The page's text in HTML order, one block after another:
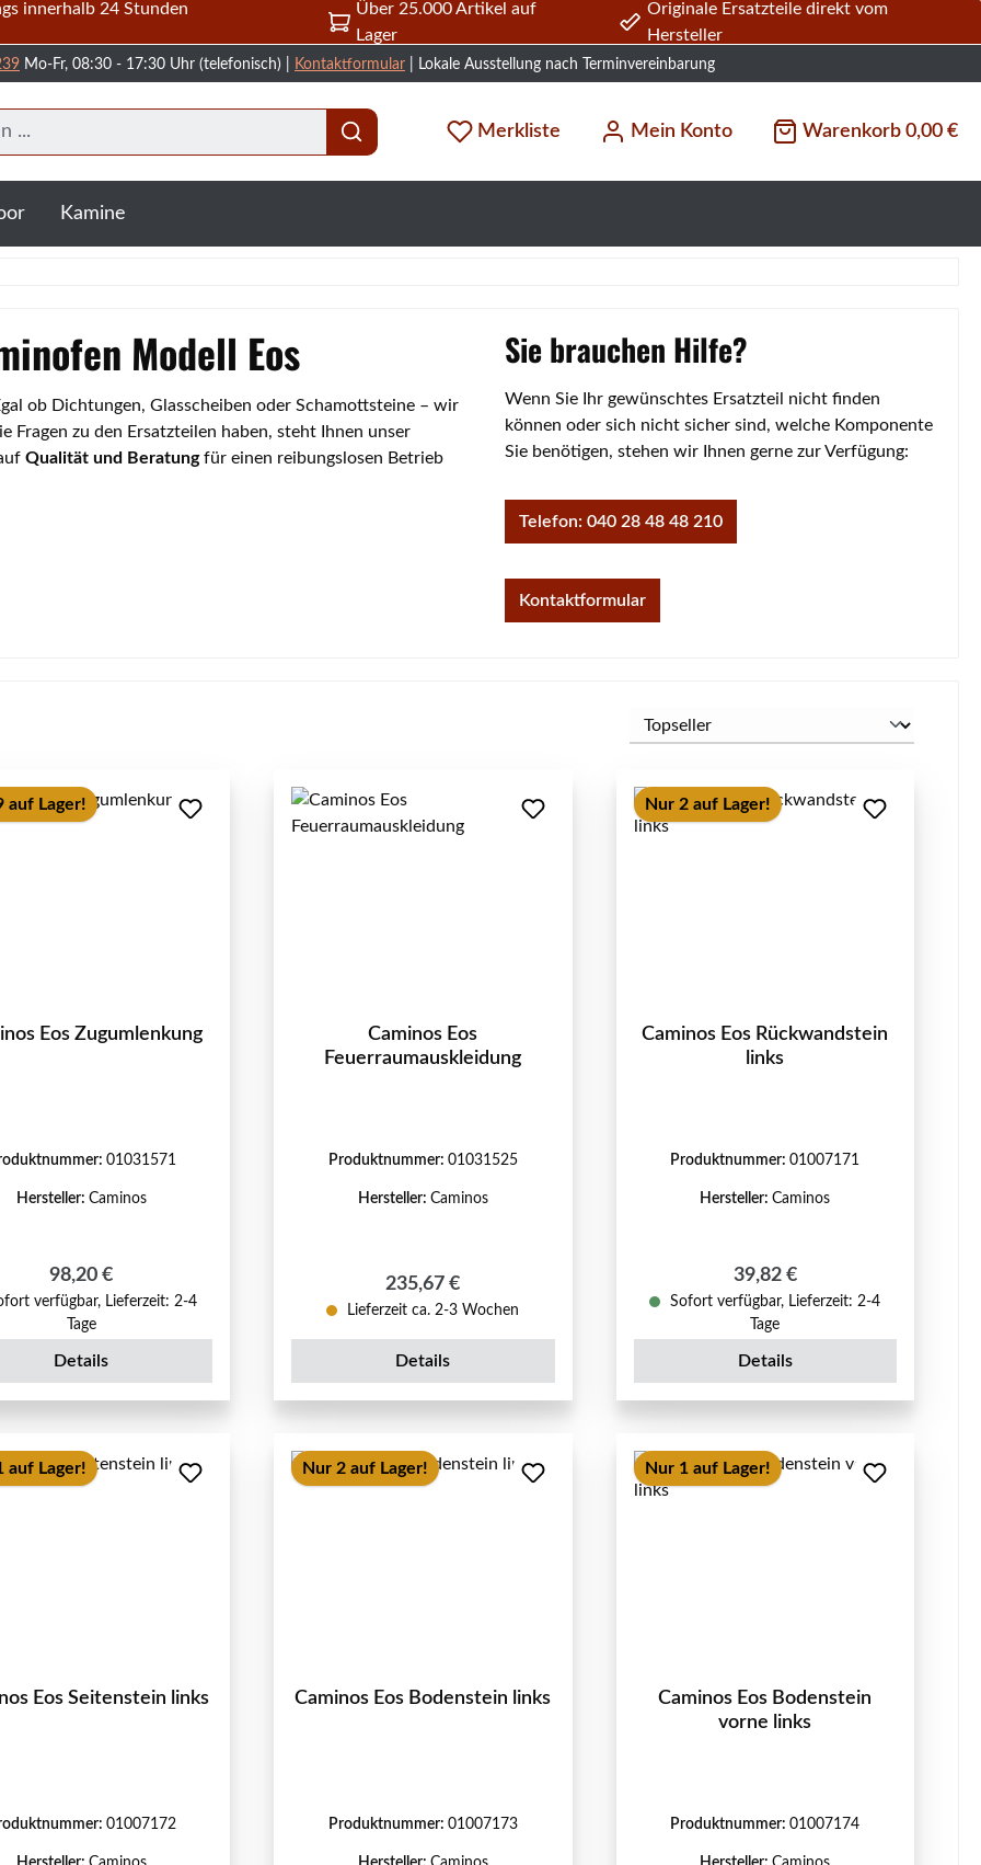
innerhalb 24 Stunden
Über 25.000 Artikel auf
Lager
Originale Ersatzteile direkt vom
Hersteller
Mo-Fr, 08:30 - 17:30 Uhr (telefonisch) | Kontaktformular | Lokale Ausstellung nach Terminvereinbarung
Merkliste Mein Konto Warenkorb 0,00 €
Kamine
Modell Eos
ob Dichtungen, Glasscheiben oder Schamottsteine – wir
Fragen zu den Ersatzteilen haben, steht Ihnen unser
Qualität und Beratungfür einen reibungslosen Betrieb
Sie brauchen Hilfe?
Wenn Sie Ihr gewünschtes Ersatzteil nicht finden
können oder sich nicht sicher sind, welche Komponente
Sie benötigen, stehen wir Ihnen gerne zur Verfügung:
Telefon: 040 28 48 48 210
Kontaktformular
auf Lager!
Eos Zugumlenkung
01031571
Hersteller: Caminos
Regulärer Preis:
98,20 €
verfügbar, Lieferzeit: 2-4
Tage
Details
Caminos Eos
Feuerraumauskleidung
Produktnummer: 01031525
Hersteller: Caminos
Regulärer Preis:
235,67 €
Lieferzeit ca. 2-3 Wochen
Details
Nur 2 auf Lager!
Caminos Eos Rückwandstein
links
Produktnummer:01007171
Hersteller:Caminos
Regulärer Preis:
39,82 €
Sofort verfügbar, Lieferzeit: 2-4
Tage
Details
auf Lager!
Eos Seitenstein links
01007172
Nur 2 auf Lager!
Caminos Eos Bodenstein links
Produktnummer: 01007173
Nur 1 auf Lager!
Caminos Eos Bodenstein
vorne links
Produktnummer:01007174